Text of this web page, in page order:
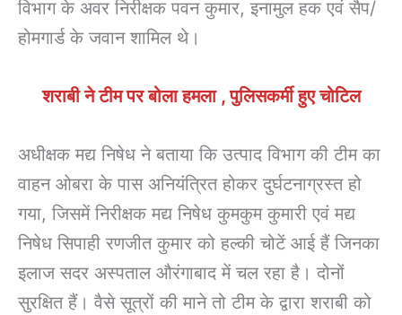
विभाग के अवर निरीक्षक पवन कुमार, इनामुल हक एवं सैप/
होमगार्ड के जवान शामिल थे।
शराबी ने टीम पर बोला हमला , पुलिसकर्मी हुए चोटिल
अधीक्षक मद्य निषेध ने बताया कि उत्पाद विभाग की टीम का
वाहन ओबरा के पास अनियंत्रित होकर दुर्घटनाग्रस्त हो
गया, जिसमें निरीक्षक मद्य निषेध कुमकुम कुमारी एवं मद्य
निषेध सिपाही रणजीत कुमार को हल्की चोटें आई हैं जिनका
इलाज सदर अस्पताल औरंगाबाद में चल रहा है। दोनों
सुरक्षित हैं। वैसे सूत्रों की माने तो टीम के द्वारा शराबी को